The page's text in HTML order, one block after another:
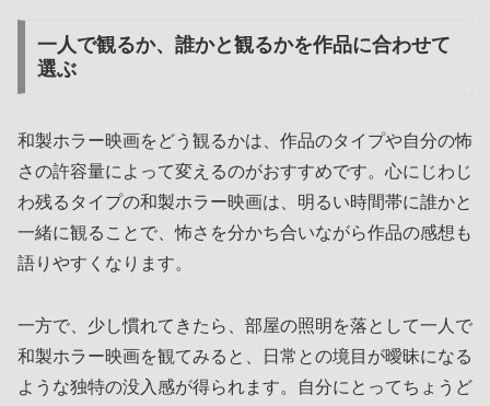
一人で観るか、誰かと観るかを作品に合わせて
選ぶ
和製ホラー映画をどう観るかは、作品のタイプや自分の怖
さの許容量によって変えるのがおすすめです。心にじわじ
わ残るタイプの和製ホラー映画は、明るい時間帯に誰かと
一緒に観ることで、怖さを分かち合いながら作品の感想も
語りやすくなります。
一方で、少し慣れてきたら、部屋の照明を落として一人で
和製ホラー映画を観てみると、日常との境目が曖昧になる
ような独特の没入感が得られます。自分にとってちょうど